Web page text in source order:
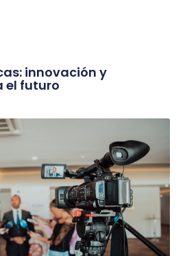
innovación y
el futuro